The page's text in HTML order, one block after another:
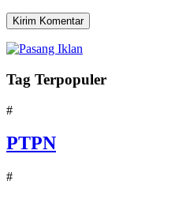
Tag Terpopuler
#
PTPN
#